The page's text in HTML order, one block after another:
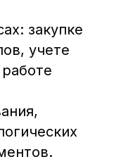
закупке
учете